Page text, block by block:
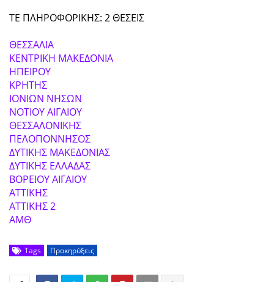
ΤΕ ΠΛΗΡΟΦΟΡΙΚΗΣ: 2 ΘΕΣΕΙΣ
ΘΕΣΣΑΛΙΑ
ΚΕΝΤΡΙΚΗ ΜΑΚΕΔΟΝΙΑ
ΗΠΕΙΡΟΥ
ΚΡΗΤΗΣ
ΙΟΝΙΩΝ ΝΗΣΩΝ
ΝΟΤΙΟΥ ΑΙΓΑΙΟΥ
ΘΕΣΣΑΛΟΝΙΚΗΣ
ΠΕΛΟΠΟΝΝΗΣΟΣ
ΔΥΤΙΚΗΣ ΜΑΚΕΔΟΝΙΑΣ
ΔΥΤΙΚΗΣ ΕΛΛΑΔΑΣ
ΒΟΡΕΙΟΥ ΑΙΓΑΙΟΥ
ΑΤΤΙΚΗΣ
ΑΤΤΙΚΗΣ 2
ΑΜΘ
Tags Προκηρύξεις